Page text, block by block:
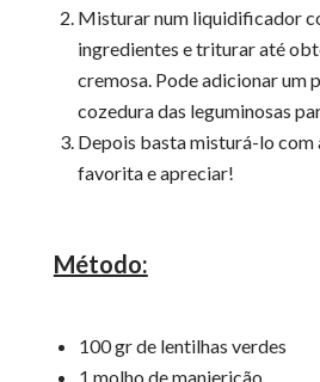
Misturar num liquidificador
ingredientes e triturar até
cremosa. Pode adicionar um
cozedura das leguminosas
Depois basta misturá-lo com
favorita e apreciar!
Método:
100 gr de lentilhas verdes
1 molho de manjericão